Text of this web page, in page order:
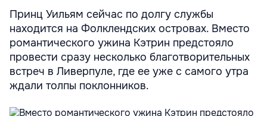
Принц Уильям сейчас по долгу службы
находится на Фолклендских островах. Вместо
романтического ужина Кэтрин предстояло
провести сразу несколько благотворительных
встреч в Ливерпуле, где ее уже с самого утра
ждали толпы поклонников.